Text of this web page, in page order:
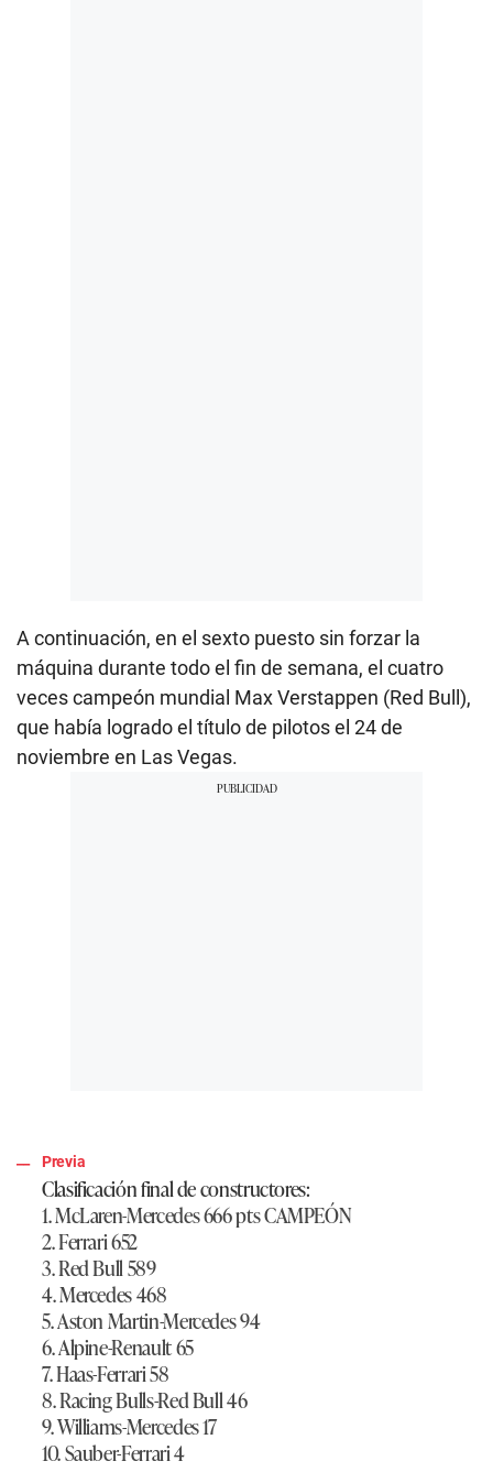
A continuación, en el sexto puesto sin forzar la
máquina durante todo el fin de semana, el cuatro
veces campeón mundial Max Verstappen (Red Bull),
que había logrado el título de pilotos el 24 de
noviembre en Las Vegas.
Previa
Clasificación final de constructores:
1. McLaren-Mercedes 666 pts CAMPEÓN
2. Ferrari 652
3. Red Bull 589
4. Mercedes 468
5. Aston Martin-Mercedes 94
6. Alpine-Renault 65
7. Haas-Ferrari 58
8. Racing Bulls-Red Bull 46
9. Williams-Mercedes 17
10. Sauber-Ferrari 4